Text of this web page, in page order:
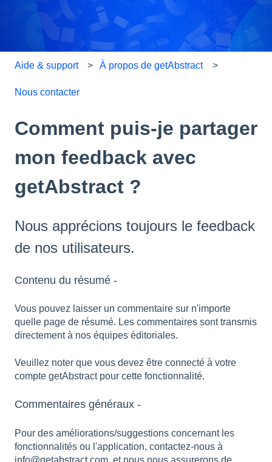
Aide & support À propos de getAbstract
Nous contacter
Comment puis-je partager
mon feedback avec
getAbstract ?
Nous apprécions toujours le feedback
de nos utilisateurs.
Contenu du résumé -
Vous pouvez laisser un commentaire sur n'importe
quelle page de résumé. Les commentaires sont transmis
directement à nos équipes éditoriales.
Veuillez noter que vous devez être connecté à votre
compte getAbstract pour cette fonctionnalité.
Commentaires généraux -
Pour des améliorations/suggestions concernant les
fonctionnalités ou l'application, contactez-nous à
info@getabstract.com, et nous nous assurerons de